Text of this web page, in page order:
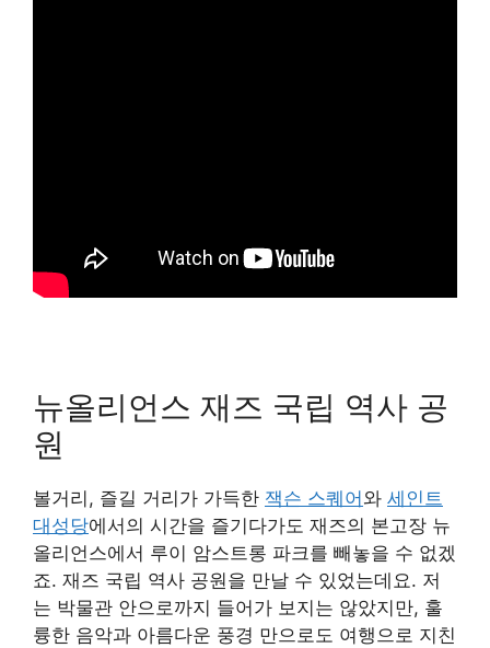
뉴올리언스 재즈 국립 역사 공
원
볼거리, 즐길 거리가 가득한 잭슨 스퀘어 와 세인트
대성당에서의 시간을 즐기다가도 재즈의 본고장 뉴
올리언스에서 루이 암스트롱 파크를 빼놓을 수 없겠
죠. 재즈 국립 역사 공원을 만날 수 있었는데요. 저
는 박물관 안으로까지 들어가 보지는 않았지만, 훌
륭한 음악과 아름다운 풍경 만으로도 여행으로 지친